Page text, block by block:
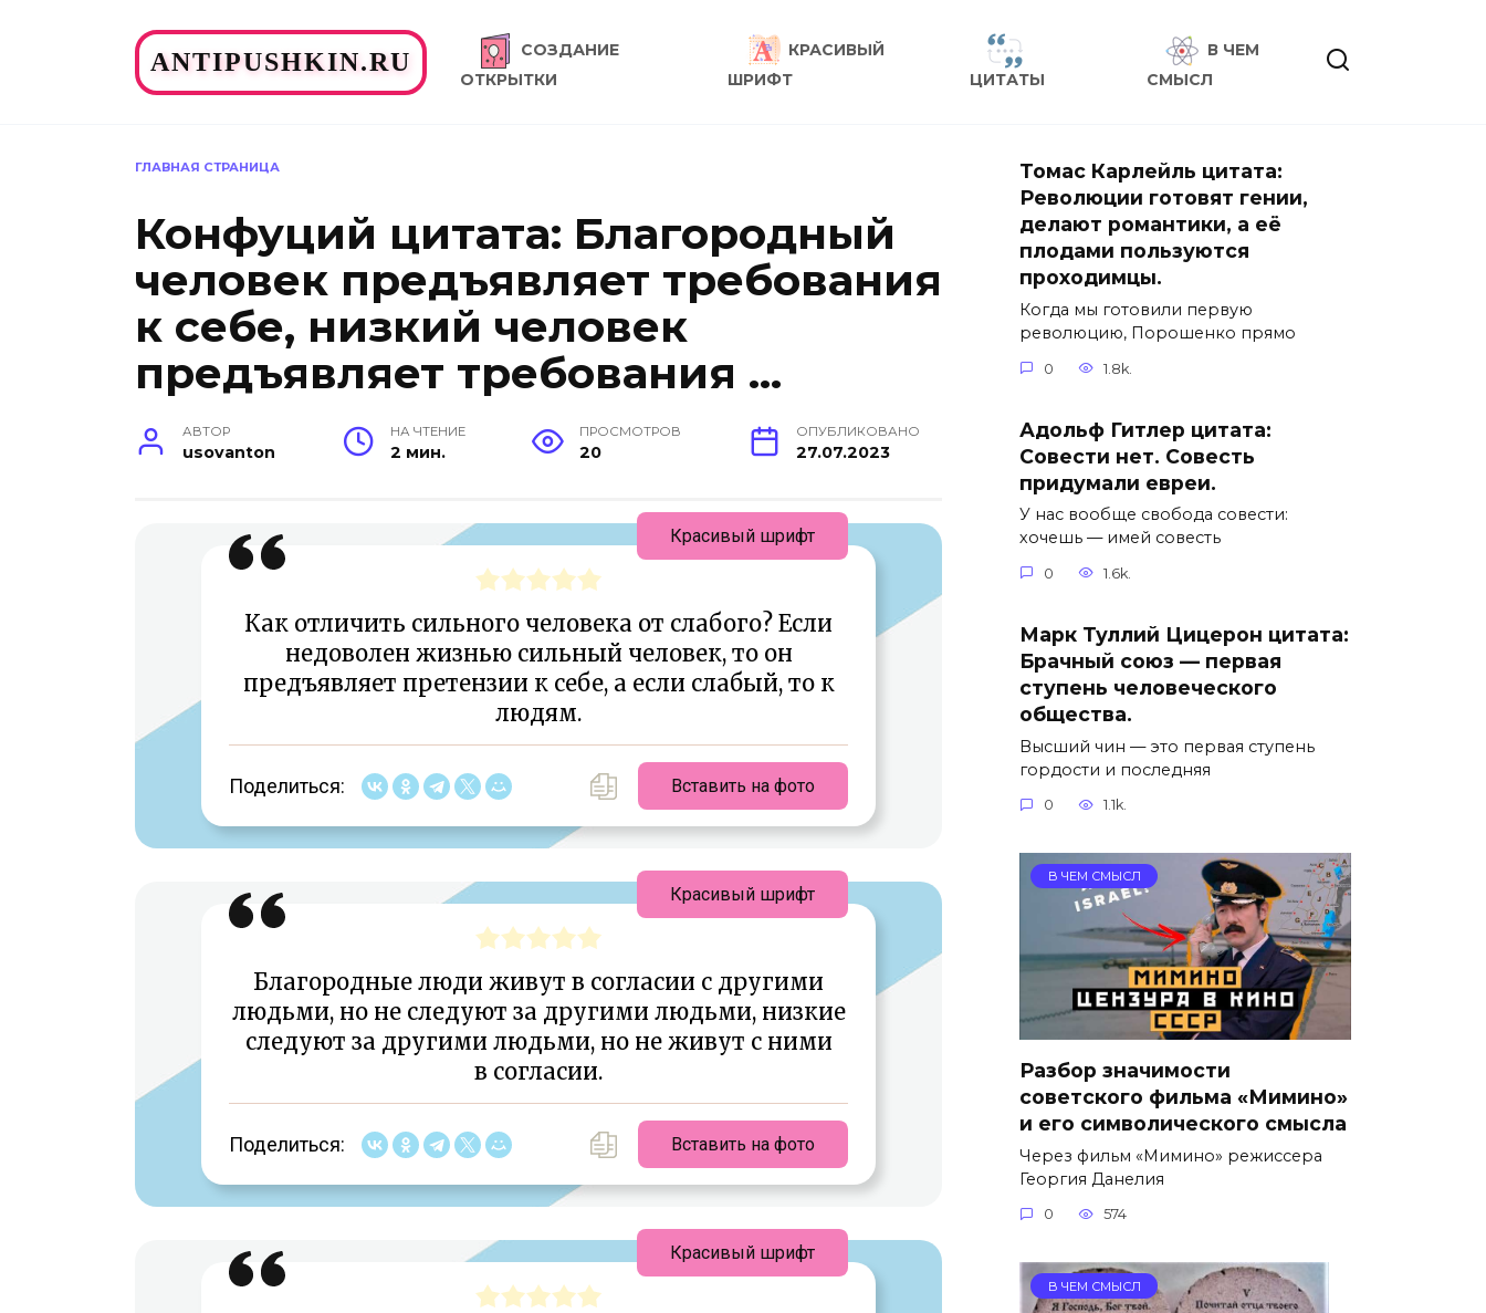
ANTIPUSHKIN.RU
СОЗДАНИЕ
ОТКРЫТКИ
КРАСИВЫЙ
ШРИФТ
ЦИТАТЫ
В ЧЕМ
СМЫСЛ
ГЛАВНАЯ СТРАНИЦА
Конфуций цитата: Благородный
человек предъявляет требования
к себе, низкий человек
предъявляет требования …
АВТОР
usovanton
НА ЧТЕНИЕ
2 мин.
ПРОСМОТРОВ
20
ОПУБЛИКОВАНО
27.07.2023
Как отличить сильного человека от слабого? Если
недоволен жизнью сильный человек, то он
предъявляет претензии к себе, а если слабый, то к
людям.
Поделиться: Вставить на фото
Красивый шрифт
Благородные люди живут в согласии с другими
людьми, но не следуют за другими людьми, низкие
следуют за другими людьми, но не живут с ними
в согласии.
Поделиться: Вставить на фото
Красивый шрифт
Красивый шрифт
Томас Карлейль цитата:
Революции готовят гении,
делают романтики, а её
плодами пользуются
проходимцы.
Когда мы готовили первую
революцию, Порошенко прямо
0 1.8k.
Адольф Гитлер цитата:
Совести нет. Совесть
придумали евреи.
У нас вообще свобода совести:
хочешь — имей совесть
0 1.6k.
Марк Туллий Цицерон цитата:
Брачный союз — первая
ступень человеческого
общества.
Высший чин — это первая ступень
гордости и последняя
0 1.1k.
В ЧЕМ СМЫСЛ
Разбор значимости
советского фильма «Мимино»
и его символического смысла
Через фильм «Мимино» режиссера
Георгия Данелия
0 574
В ЧЕМ СМЫСЛ